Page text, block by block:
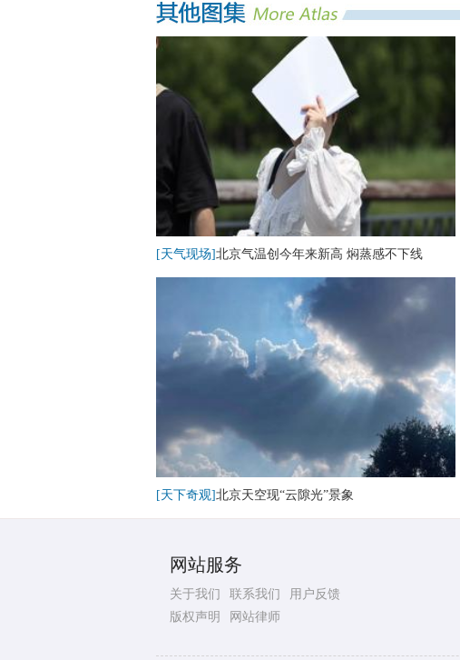
[天气现场]北京气温创今年来新高 焖蒸感不下线
[天下奇观]北京天空现“云隙光”景象
网站服务
关于我们 联系我们
用户反馈
版权声明
网站律师